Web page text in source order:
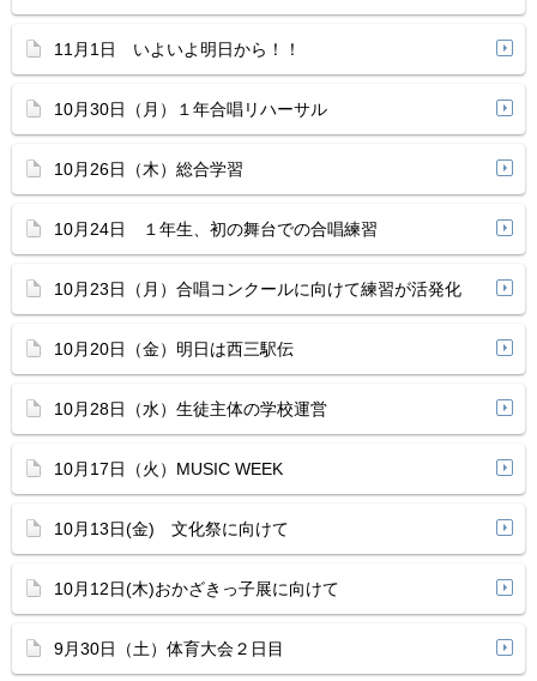
11月1日 いよいよ明日から！！
10月30日（月）１年合唱リハーサル
10月26日（木）総合学習
10月24日 １年生、初の舞台での合唱練習
10月23日（月）合唱コンクールに向けて練習が活発化
10月20日（金）明日は西三駅伝
10月28日（水）生徒主体の学校運営
10月17日（火）MUSIC WEEK
10月13日(金) 文化祭に向けて
10月12日(木)おかざきっ子展に向けて
9月30日（土）体育大会２日目